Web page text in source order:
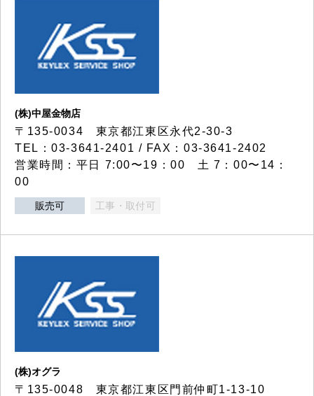
(株)中屋金物店
〒135-0034 東京都江東区永代2-30-3
TEL：03-3641-2401 / FAX：03-3641-2402
営業時間：平日 7:00〜19：00 土 7：00〜14：
00
販売可 工事・取付可
(株)オグラ
〒135-0048 東京都江東区門前仲町1-13-10